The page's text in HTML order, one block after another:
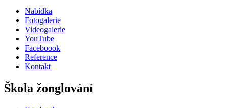
Nabídka
Fotogalerie
Videogalerie
YouTube
Faceboook
Reference
Kontakt
Škola žonglování